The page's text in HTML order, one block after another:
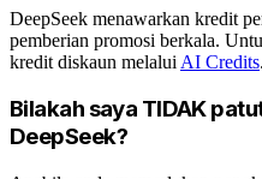
DeepSeek menawarkan kredit
pemberian promosi berkala.
kredit diskaun melalui AI Credits.
Bilakah saya TIDAK
DeepSeek?